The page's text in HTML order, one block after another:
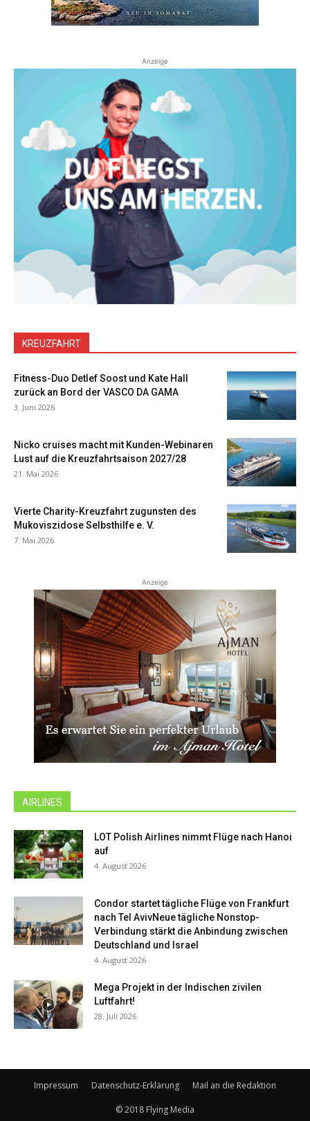
Anzeige
KREUZFAHRT
Fitness-Duo Detlef Soost und Kate Hall
zurück an Bord der VASCO DA GAMA
3. Juni 2026
Nicko cruises macht mit Kunden-Webinaren
Lust auf die Kreuzfahrtsaison 2027/28
21. Mai 2026
Vierte Charity-Kreuzfahrt zugunsten des
Mukoviszidose Selbsthilfe e. V.
7. Mai 2026
Anzeige
AIRLINES
LOT Polish Airlines nimmt Flüge nach Hanoi
auf
4. August 2026
Condor startet tägliche Flüge von Frankfurt
nach Tel AvivNeue tägliche Nonstop-
Verbindung stärkt die Anbindung zwischen
Deutschland und Israel
4. August 2026
Mega Projekt in der Indischen zivilen
Luftfahrt!
28. Juli 2026
Impressum Datenschutz-Erklärung Mail an die Redaktion
© 2018 Flying Media